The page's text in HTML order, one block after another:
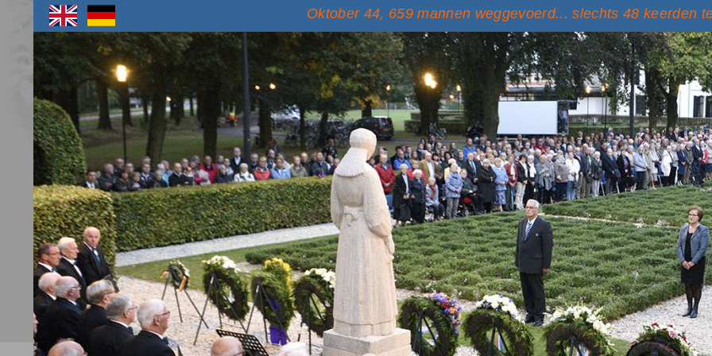
Oktober 44, 659 mannen weggevoerd... slechts 48 keerden